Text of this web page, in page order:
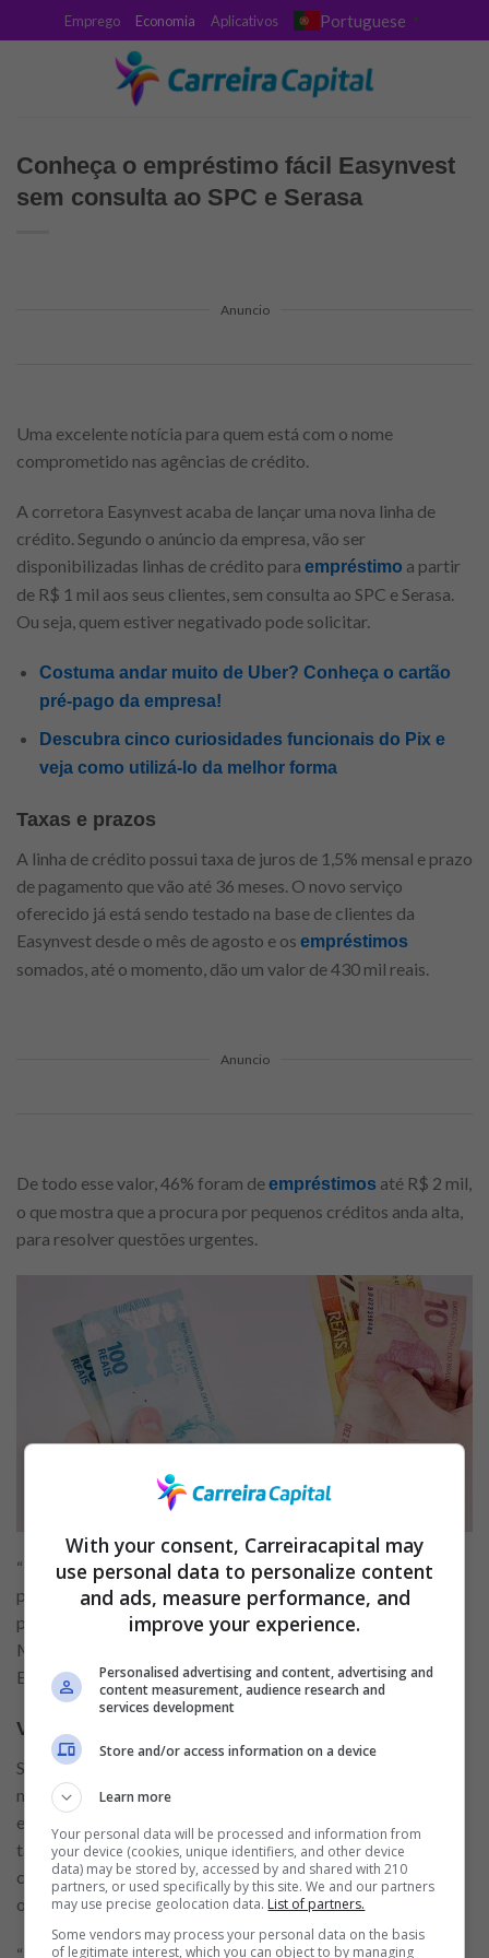
to
Emprego Economia Aplicativos Portuguese ▼
Conheça o empréstimo fácil Easynvest
sem consulta ao SPC e Serasa
Anuncio
Uma excelente notícia para quem está com o nome
comprometido nas agências de crédito.
A corretora Easynvest acaba de lançar uma nova linha de
crédito. Segundo o anúncio da empresa, vão ser
disponibilizadas linhas de crédito para empréstimo a partir
de R$ 1 mil aos seus clientes, sem consulta ao SPC e Serasa.
Ou seja, quem estiver negativado pode solicitar.
Costuma andar muito de Uber? Conheça o cartão
pré-pago da empresa!
Descubra cinco curiosidades funcionais do Pix e
veja como utilizá-lo da melhor forma
Taxas e prazos
A linha de crédito possui taxa de juros de 1,5% mensal e prazo
de pagamento que vão até 36 meses. O novo serviço
oferecido já está sendo testado na base de clientes da
Easynvest desde o mês de agosto e os empréstimos
somados, até o momento, dão um valor de 430 mil reais.
Anuncio
De todo esse valor, 46% foram deempréstimos até R$ 2 mil,
o que mostra que a procura por pequenos créditos anda alta,
para resolver questões urgentes.
“Miramos um público amplo, que recorre a pequenos valores
para pagar contas, quitar dívidas, etc., mas que acaba
pagando muito caro por este crédito”, comenta Ramon
Martinez Neto, chefe do departamento de crédito da
Easynvest.
Volume de crédito
Segundo um levantamento interno feito pela Easynvest, dos
mais de 1,5 milhão de clientes, 20% já realizaram
empréstimos em outras instituições. O levantamento revela
também, que desta quantia, 40% possuem créditos
considerados elevados, como rotativo do cartão de crédito
ou cheque especial.
With your consent, Carreiracapital may
use personal data to personalize content
and ads, measure performance, and
improve your experience.
Personalised advertising and content, advertising and
content measurement, audience research and
services development
Store and/or access information on a device
Learn more
Your personal data will be processed and information from
your device (cookies, unique identifiers, and other device
data) may be stored by, accessed by and shared with 210
partners, or used specifically by this site. We and our partners
may use precise geolocation data. List of partners.
Some vendors may process your personal data on the basis
of legitimate interest, which you can object to by managing